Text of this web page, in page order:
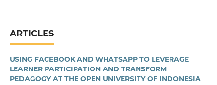
ARTICLES
USING FACEBOOK AND WHATSAPP TO LEVERAGE
LEARNER PARTICIPATION AND TRANSFORM
PEDAGOGY AT THE OPEN UNIVERSITY OF INDONESIA